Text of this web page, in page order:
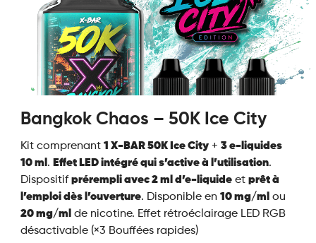
FOIRE AUX QUESTIONS
DEVENIR REVENDEUR
Bangkok Chaos – 50K Ice City
Kit comprenant 1 X-BAR 50K Ice City+ 3 e-liquides
10 ml . Effet LED intégré qui s’active à l’utilisation.
Dispositifprérempli avec 2 ml d’e-liquideet prêt à
l’emploi dès l’ouverture. Disponible en 10 mg/ml ou
20 mg/ml de nicotine. Effet rétroéclairage LED RGB
désactivable (×3 Bouffées rapides)